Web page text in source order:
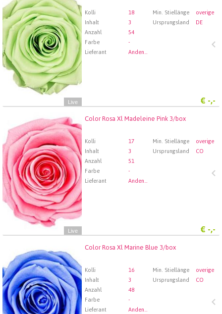
Live
Kolli 18 Min. Stiellänge
overige
Inhalt
3 Ursprungsland
DE
Anzahl
54
Farbe
-
Lieferant
Andenstolz Handel GmbH
€ -,-
Wählen Sie zuerst ein Abfartdatum.
Live
Color Rosa Xl Madeleine Pink 3/box
Kolli 17 Min. Stiellänge
overige
Inhalt
3 Ursprungsland
CO
Anzahl
51
Farbe
-
Lieferant
Andenstolz Handel GmbH
€ -,-
Color Rosa Xl Madeleine Pink 3/box
Wählen Sie zuerst ein Abfartdatum.
Color Rosa Xl Marine Blue 3/box
Kolli 16 Min. Stiellänge
overige
Inhalt
3 Ursprungsland
CO
Anzahl
48
Farbe
-
Lieferant
Andenstolz Handel GmbH
Color Rosa Xl Marine Blue 3/box
Wählen Sie zuerst ein Abfartdatum.